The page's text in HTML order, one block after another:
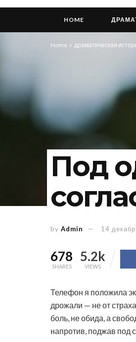
HOME
Home драматическая
Под
by Admin 14
678
SHARES
5.2k
VIEWS
Телефон я положила
дрожали — не от
боль, не обида, а
напротив, поджав под